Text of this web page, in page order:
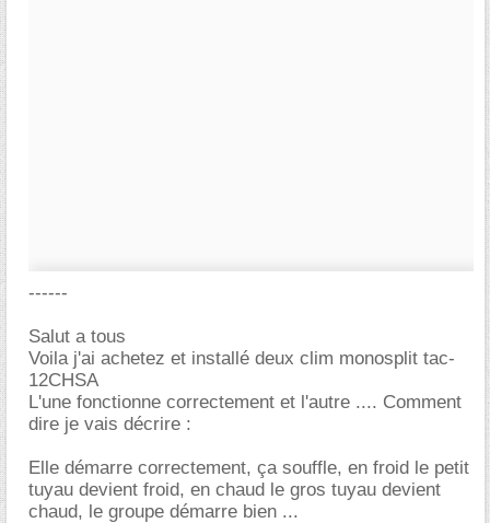
------
Salut a tous
Voila j'ai achetez et installé deux clim monosplit tac-
12CHSA
L'une fonctionne correctement et l'autre .... Comment
dire je vais décrire :
Elle démarre correctement, ça souffle, en froid le petit
tuyau devient froid, en chaud le gros tuyau devient
chaud, le groupe démarre bien ...